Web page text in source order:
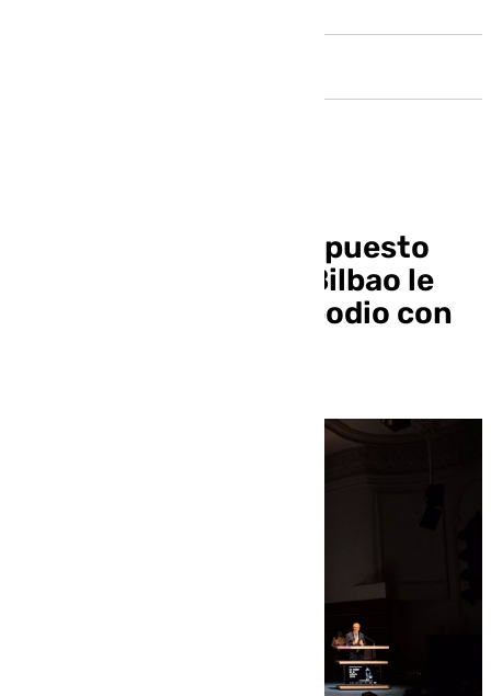
Málaga roza el tercer puesto
cultural, solamente Bilbao le
aparta de subirse al podio con